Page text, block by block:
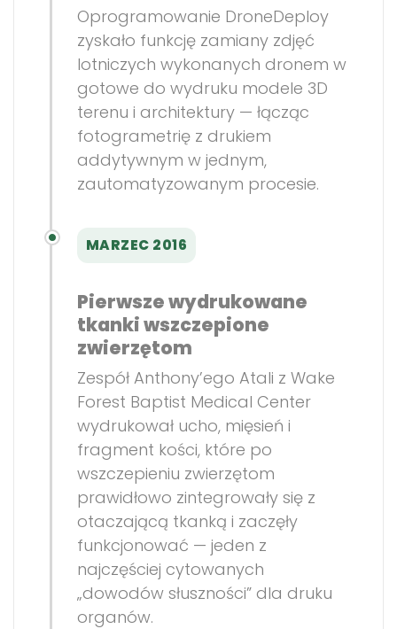
Oprogramowanie DroneDeploy
zyskało funkcję zamiany zdjęć
lotniczych wykonanych dronem w
gotowe do wydruku modele 3D
terenu i architektury — łącząc
fotogrametrię z drukiem
addytywnym w jednym,
zautomatyzowanym procesie.
MARZEC 2016
Pierwsze wydrukowane
tkanki wszczepione
zwierzętom
Zespół Anthony’ego Atali z Wake
Forest Baptist Medical Center
wydrukował ucho, mięsień i
fragment kości, które po
wszczepieniu zwierzętom
prawidłowo zintegrowały się z
otaczającą tkanką i zaczęły
funkcjonować — jeden z
najczęściej cytowanych
„dowodów słuszności” dla druku
organów.